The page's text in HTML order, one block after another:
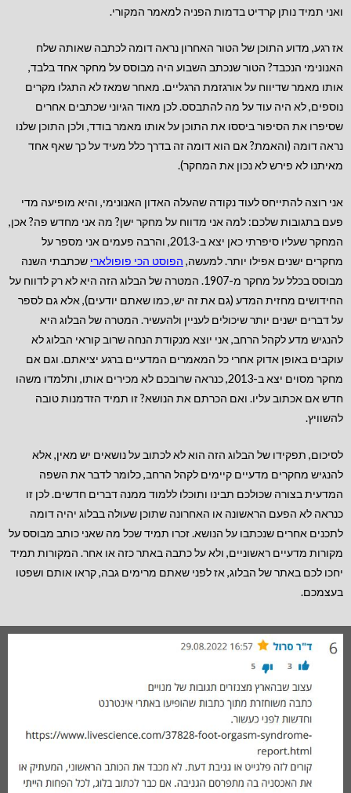
ואני תמיד נותן קרדיט בדמות הפניה למאמר המקורי.
אז רגע, מדוע התוכן של הטור האחרון נראה דומה לכתבה שאותה שלח
האנונימי הנכבד? הטור שנכתב השבוע היה מבוסס על מחקר אחד בלבד,
אותו מאמר שדיווח על אורגזמת הרגליים. מאחר שמאז לא התגלו מקרים
נוספים, לא היה עוד על מה להתבסס. לכן מאוד הגיוני שכתבים אחרים
שסיפרו את הסיפור ביססו את התוכן על אותו מאמר בודד, ולכן התוכן שלנו
נראה דומה (והאמת? אם הוא דומה זה בדרך כלל מעיד על כך שאף אחד
מאיתנו לא פירש לא נכון את המחקר).
אני רוצה להתייחס לעוד נקודה שהעלה האדון האנונימי, והיא מופיעה מדי
פעם בתגובות שלכם: למה אני מדווח על מחקר ישן? מה אני מחדש פה? אכן,
המחקר שעליו סיפרתי כאן יצא ב-2013, והרבה פעמים אני מספר על
מחקרים ישנים אפילו יותר. למעשה, הפוסט הכי פופולארי שכתבתי השנה
מבוסס בכלל על מחקר מ-1907. המטרה של הבלוג הזה היא לא רק לדווח על
החידושים מחזית המדע (גם את זה יש, כמו שאתם יודעים), אלא גם לספר
על דברים ישנים יותר שיכולים לעניין ולהעשיר. המטרה של הבלוג היא
להנגיש מדע לקהל הרחב, אני יוצא מנקודת הנחה שרוב קוראי הבלוג לא
עוקבים באופן אדוק אחרי כל המאמרים המדעיים ברגע יציאתם. וגם אם
מחקר מסוים יצא ב-2013, כנראה שרובכם לא מכירים אותו, ותלמדו משהו
חדש אם אכתוב עליו. ואם הכרתם את הנושא? זו תמיד הזדמנות טובה
להשוויץ.
לסיכום, תפקידו של הבלוג הזה הוא לא לכתוב על נושאים יש מאין, אלא
להנגיש מחקרים מדעיים קיימים לקהל הרחב, כלומר לדבר את השפה
המדעית בצורה שכולכם תבינו ותוכלו ללמוד ממנה דברים חדשים. לכן זו
כנראה לא הפעם הראשונה או האחרונה שתוכן שעולה בבלוג יהיה דומה
לתכנים אחרים שנכתבו על הנושא. זכרו תמיד שכל מה שאני כותב מבוסס על
מקורות מדעיים ראשוניים, ולא על כתבה באתר כזה או אחר. המקורות תמיד
יחכו לכם באתר של הבלוג, אז לפני שאתם מרימים גבה, קראו אותם ושפטו
בעצמכם.